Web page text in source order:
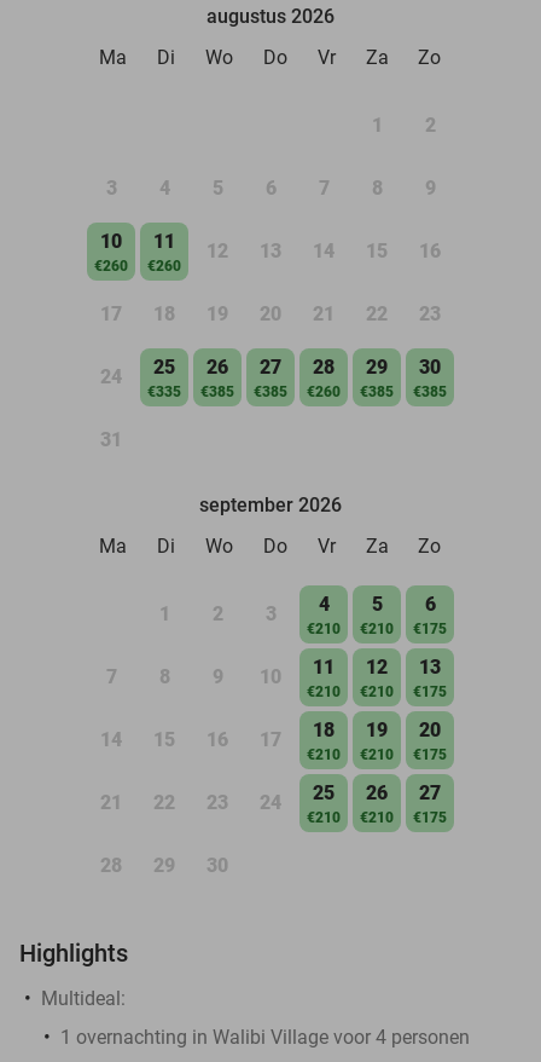
augustus 2026
Ma
Di Wo Do Vr Za Zo
1 2
3 4 5 6 7 8 9
10
€260
11
€260
12 13 14 15 16
17 18 19 20 21 22 23
24 25
€335
26
€385
27
€385
28
€260
29
€385
30
€385
31
september 2026
Ma
Di Wo Do Vr Za Zo
1 2 3 4
€210
5
€210
6
€175
7 8 9 10 11
€210
12
€210
13
€175
14 15 16 17 18
€210
19
€210
20
€175
21 22 23 24 25
€210
26
€210
27
€175
28 29 30
Highlights
Multideal:
1 overnachting in Walibi Village voor 4 personen